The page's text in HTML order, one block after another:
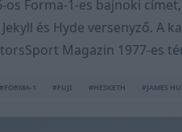
os Forma-1-es bajnoki
és Hyde versenyző. A
Magazin 1977-es
#FORMA-1 #FUJI #HESKETH #JAMES